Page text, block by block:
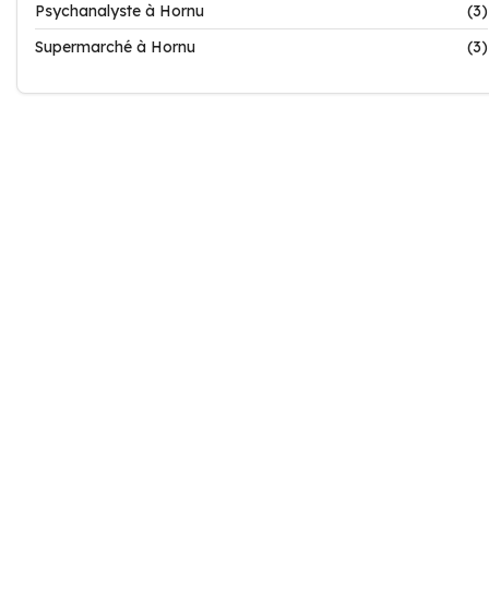
Psychanalyste à Hornu
(3)
Supermarché à Hornu
(3)